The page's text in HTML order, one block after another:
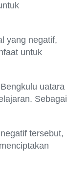
yang negatif,
untuk
uatara
Sebagai
tersebut,